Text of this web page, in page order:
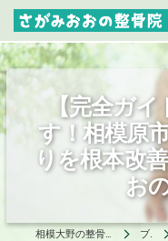
【完全ガイ
す！相模原
りを根本改
お
相模大野の整骨院はさがみおおの整骨院 ブログ